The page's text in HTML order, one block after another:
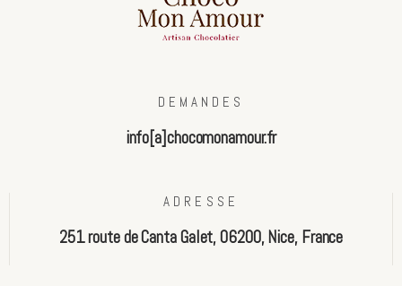
DEMANDES
info[a]chocomonamour.fr
ADRESSE
251 route de Canta Galet, 06200, Nice, France